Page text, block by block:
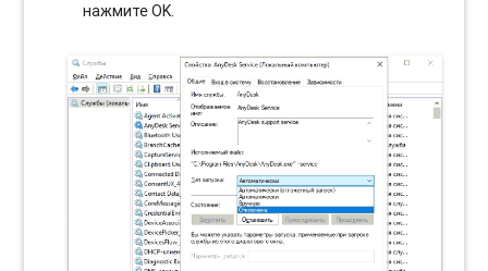
нажмите OK.